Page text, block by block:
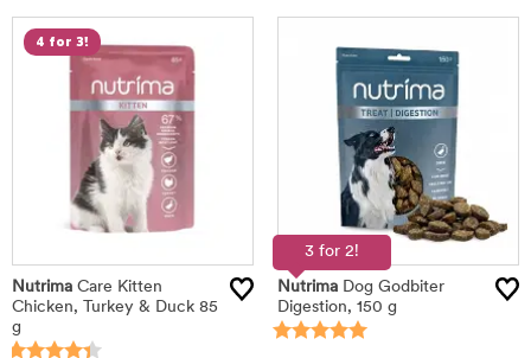
4 for 3!
Nutrima Care Kitten
Chicken, Turkey & Duck 85
g
3 for 2!
Nutrima Dog Godbiter
Digestion, 150 g